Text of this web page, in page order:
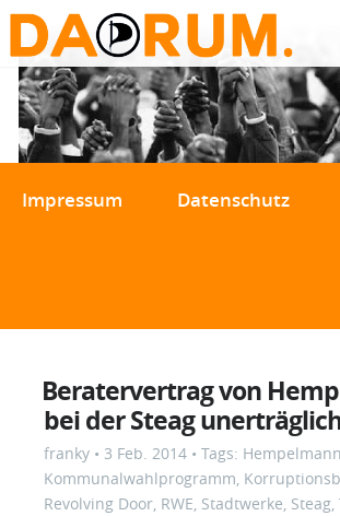
Impressum Datenschutz
Beratervertrag von
bei der Steag
franky • 3 Feb. 2014 • Tags: Hempelmann
Kommunalwahlprogramm,
Revolving Door, RWE, Stadtwerke, Steag,